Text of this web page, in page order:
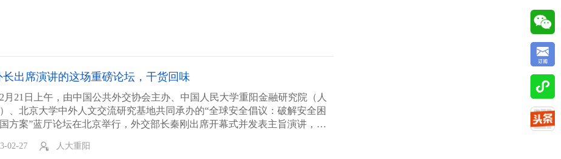
长出席演讲的这场重磅论坛，干货回味
月21日上午，由中国公共外交协会主办、中国人民大学重阳金融研究院（人
、北京大学中外人文交流研究基地共同承办的“全球安全倡议：破解安全困
方案”蓝厅论坛在北京举行，外交部长秦刚出席开幕式并发表主旨演讲，宣
02-27 人大重阳